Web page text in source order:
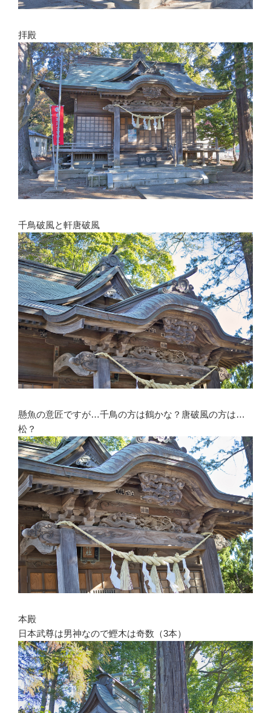
拝殿
千鳥破風と軒唐破風
懸魚の意匠ですが…千鳥の方は鶴かな？唐破風の方は…
松？
本殿
日本武尊は男神なので鰹木は奇数（3本）